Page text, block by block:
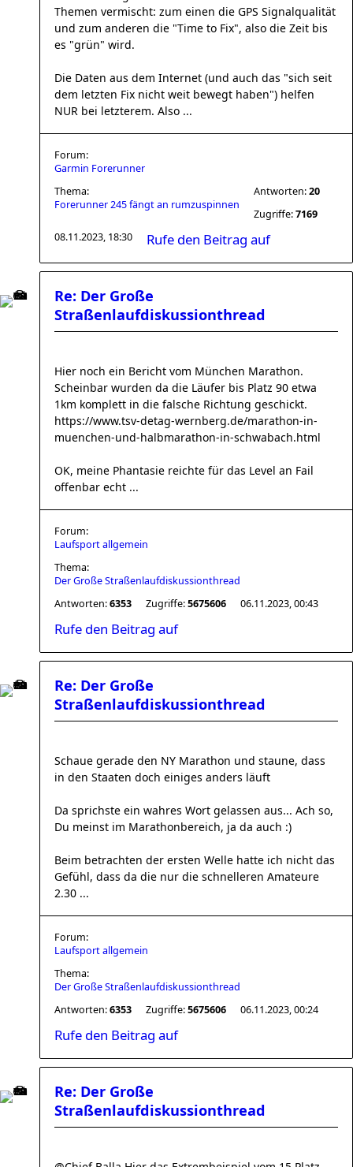
Themen vermischt: zum einen die GPS Signalqualität
und zum anderen die "Time to Fix", also die Zeit bis
es "grün" wird.
Die Daten aus dem Internet (und auch das "sich seit
dem letzten Fix nicht weit bewegt haben") helfen
NUR bei letzterem. Also ...
Forum:
Garmin Forerunner
Thema:
Forerunner 245 fängt an rumzuspinnen
Antworten:20
Zugriffe:7169
08.11.2023, 18:30
Rufe den Beitrag auf
Re: Der Große
Straßenlaufdiskussionthread
Hier noch ein Bericht vom München Marathon.
Scheinbar wurden da die Läufer bis Platz 90 etwa
1km komplett in die falsche Richtung geschickt.
https://www.tsv-detag-wernberg.de/marathon-in-
muenchen-und-halbmarathon-in-schwabach.html
OK, meine Phantasie reichte für das Level an Fail
offenbar echt ...
Forum:
Laufsport allgemein
Thema:
Der Große Straßenlaufdiskussionthread
Antworten:6353 Zugriffe:5675606 06.11.2023, 00:43
Rufe den Beitrag auf
Re: Der Große
Straßenlaufdiskussionthread
Schaue gerade den NY Marathon und staune, dass
in den Staaten doch einiges anders läuft
Da sprichste ein wahres Wort gelassen aus... Ach so,
Du meinst im Marathonbereich, ja da auch :)
Beim betrachten der ersten Welle hatte ich nicht das
Gefühl, dass da die nur die schnelleren Amateure
2.30 ...
Forum:
Laufsport allgemein
Thema:
Der Große Straßenlaufdiskussionthread
Antworten:6353 Zugriffe:5675606 06.11.2023, 00:24
Rufe den Beitrag auf
Re: Der Große
Straßenlaufdiskussionthread